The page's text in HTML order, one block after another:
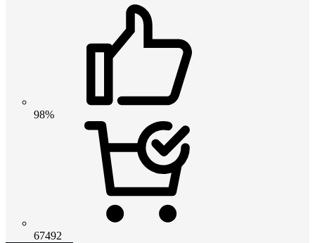
98%
67492